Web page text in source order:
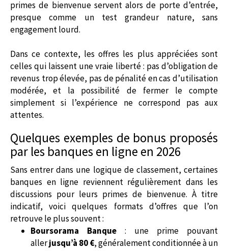
primes de bienvenue servent alors de porte d’entrée,
presque comme un test grandeur nature, sans
engagement lourd.
Dans ce contexte, les offres les plus appréciées sont
celles qui laissent une vraie liberté : pas d’obligation de
revenus trop élevée, pas de pénalité en cas d’utilisation
modérée, et la possibilité de fermer le compte
simplement si l’expérience ne correspond pas aux
attentes.
Quelques exemples de bonus proposés
par les banques en ligne en 2026
Sans entrer dans une logique de classement, certaines
banques en ligne reviennent régulièrement dans les
discussions pour leurs primes de bienvenue. À titre
indicatif, voici quelques formats d’offres que l’on
retrouve le plus souvent :
Boursorama Banque : une prime pouvant
allerjusqu’à 80 €, généralement conditionnée à un